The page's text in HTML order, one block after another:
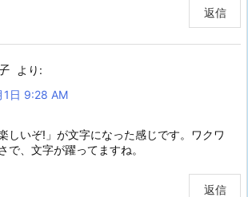
返信
より:
1日 9:28 AM
しいぞ!」が文字になった感じです。ワクワ
で、文字が躍ってますね。
返信